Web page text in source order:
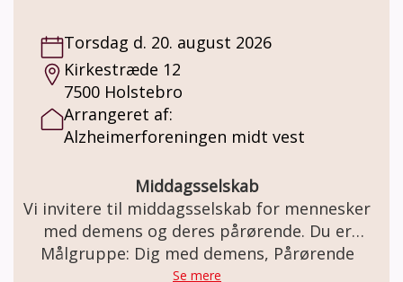
Torsdag d. 20. august 2026
Kirkestræde 12
7500 Holstebro
Arrangeret af:
Alzheimerforeningen midt vest
Middagsselskab
Vi invitere til middagsselskab for mennesker
med demens og deres pårørende. Du er
også meget velkommen, hvis du er blevet
alene efter et forløb, hvor din pårørende har
Målgruppe: Dig med demens, Pårørende
Se mere